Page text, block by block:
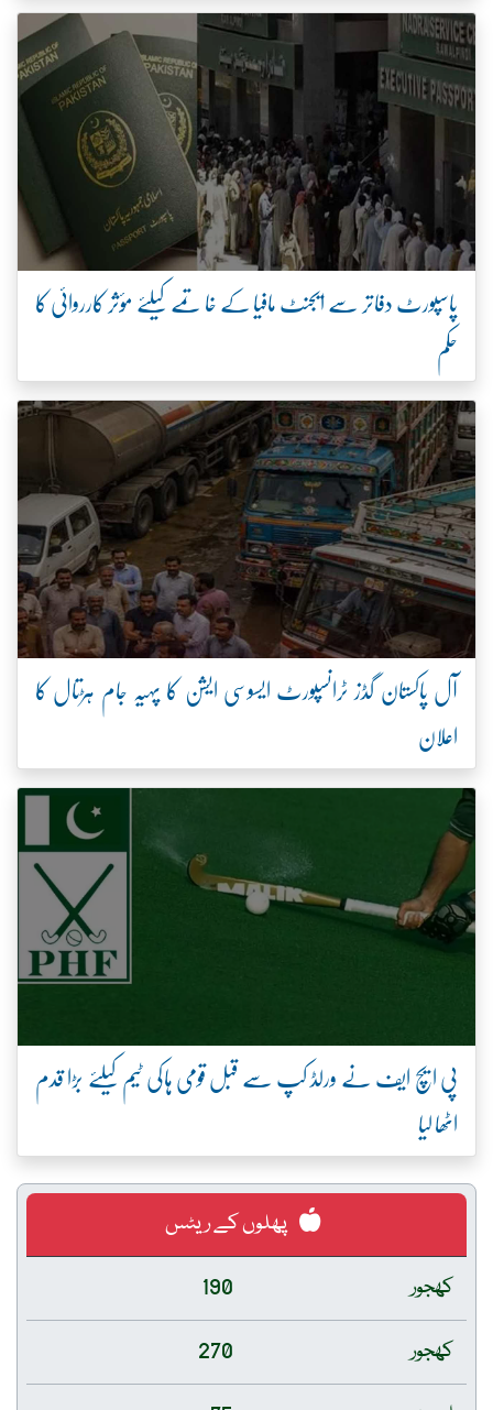
پاسپورٹ دفاتر سے ایجنٹ مافیا کے خاتمے کیلئے مؤثر کارروائی کا
حکم
آل پاکستان گڈز ٹرانسپورٹ ایسوسی ایشن کا پہیہ جام ہڑتال کا
اعلان
پی ایچ ایف نے ورلڈ کپ سے قبل قومی ہاکی ٹیم کیلئے بڑا قدم
اٹھا لیا
پھلوں کے ریٹس
کھجور
190
کھجور
270